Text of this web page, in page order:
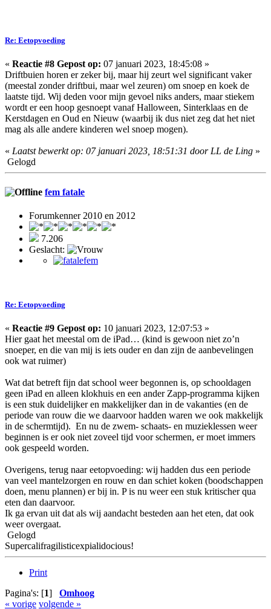
Re: Eetopvoeding
« Reactie #8 Gepost op: 07 januari 2023, 18:45:08 »
Driftbuien horen er zeker bij, maar hij zeurt wel significant vaker
(meestal zonder driftbui, maar wel zeuren) om snoep en koek de
laatste tijd. Wij deden voor mijn gevoel niks anders, maar stiekem
wordt er een hoop gesnoept vanaf Halloween, Sinterklaas en de
Kerstdagen en Oud en Nieuw (waarbij ik dus niet zeg dat het niet
mag als alle andere kinderen wel snoep mogen).
« Laatst bewerkt op: 07 januari 2023, 18:51:31 door LL de Ling »
Gelogd
fem fatale
Forumkenner 2010 en 2012
7.206
Geslacht:
Re: Eetopvoeding
« Reactie #9 Gepost op: 10 januari 2023, 12:07:53 »
Hier gaat het meestal om de iPad… (kind is gewoon niet zo’n
snoeper, en die van mij is iets ouder en dan zijn de aanbevelingen
ook wat ruimer)
Wat dat betreft fijn dat school weer begonnen is, op schooldagen
geen iPad en alleen klokhuis en een ander Zapp-programma kijken
is een stuk duidelijker en makkelijker dan in de vakanties (en de
periode van rouw die we daarvoor hadden waren we ook makkelijk
in de schermtijd). En nu de zwem- schaats- en muzieklessen weer
beginnen is er ook niet zoveel tijd voor schermen, er moet immers
ook gespeeld worden.
Overigens, terug naar eetopvoeding: wij hadden dus een periode
van veel mantelzorgen en rouw en dan schiet koken (boodschappen
doen, menu plannen) er bij in. P is nu weer een stuk kritischer qua
eten dan daarvoor.
Ik ga ervan uit dat als wij aandacht besteden aan het eten, dat ook
weer overgaat.
Gelogd
Supercalifragilisticexpialidocious!
Print
Pagina's: [1] Omhoog
« vorige volgende »